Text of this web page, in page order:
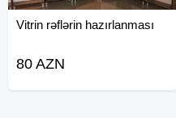
Vitrin rəflərin hazırlanması
80 AZN